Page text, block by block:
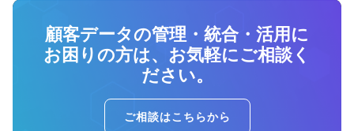
顧客データの管理・統合・活用に
お困りの方は、お気軽にご相談く
ださい。
ご相談はこちらから